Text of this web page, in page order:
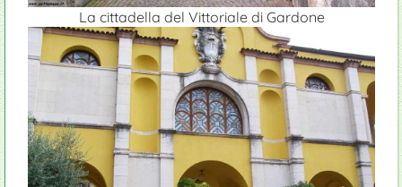
La cittadella del Vittoriale di Gardone